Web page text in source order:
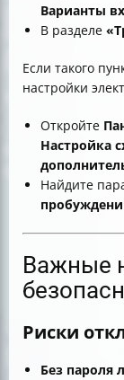
Варианты
В разделе
Если такого
настройки
Откройте
Настройка
Найдите
Важные
Риски
Без пароля